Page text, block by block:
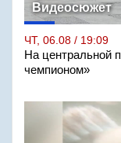
Видеосюжет
ЧТ, 06.08 / 19:09
На центральной
чемпионом»